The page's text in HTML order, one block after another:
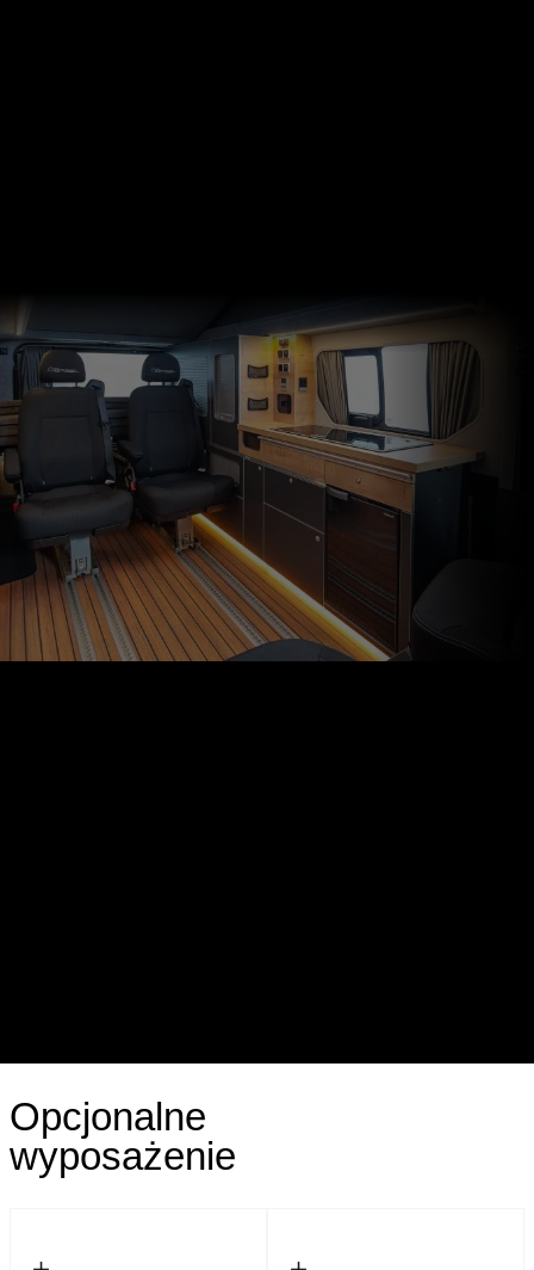
Opcjonalne
wyposażenie